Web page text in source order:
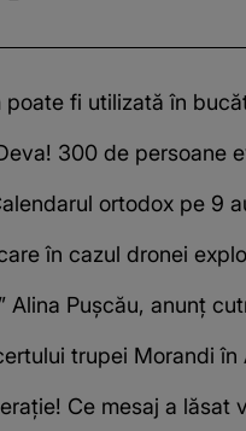
fi utilizată în
300 de persoane
ortodox pe 9
în cazul dronei
Alina Pușcău, anunț
trupei Morandi
Ce mesaj a